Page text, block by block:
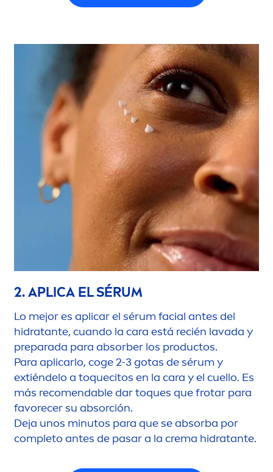
2. APLICA EL SÉRUM
Lo mejor es aplicar el sérum facial antes del
hidratante, cuando la cara está recién lavada y
preparada para absorber los productos.
Para aplicarlo, coge 2-3 gotas de sérum y
extiéndelo a toquecitos en la cara y el cuello. Es
más recomendable dar toques que frotar para
favorecer su absorción.
Deja unos minutos para que se absorba por
completo antes de pasar a la crema hidratante.